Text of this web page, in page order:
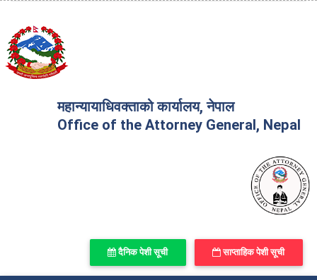
महान्यायाधिवक्ताको कार्यालय, नेपाल
Office of the Attorney General, Nepal
दैनिक पेशी सूची साप्ताहिक पेशी सूची